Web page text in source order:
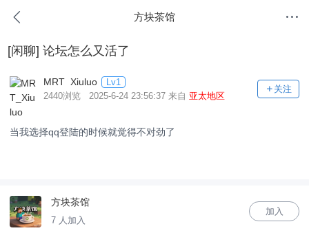
方块茶馆
[闲聊] 论坛怎么又活了
MRT_Xiuluo
Lv1
2440浏览 2025-6-24 23:56:37 来自 亚太地区
关注
当我选择qq登陆的时候就觉得不对劲了
方块茶馆
7 人加入
加入